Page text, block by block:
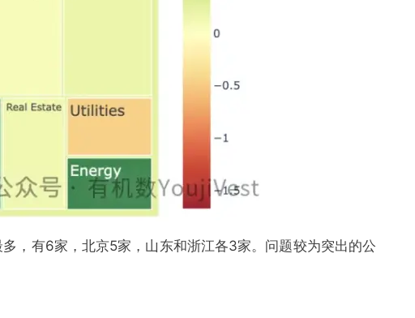
，有6家，北京5家，山东和浙江各3家。问题较为突出的公